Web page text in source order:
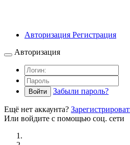
Авторизация Регистрация
Авторизация
Войти Забыли пароль?
Ещё нет аккаунта?
Или войдите с помощью соц. сети